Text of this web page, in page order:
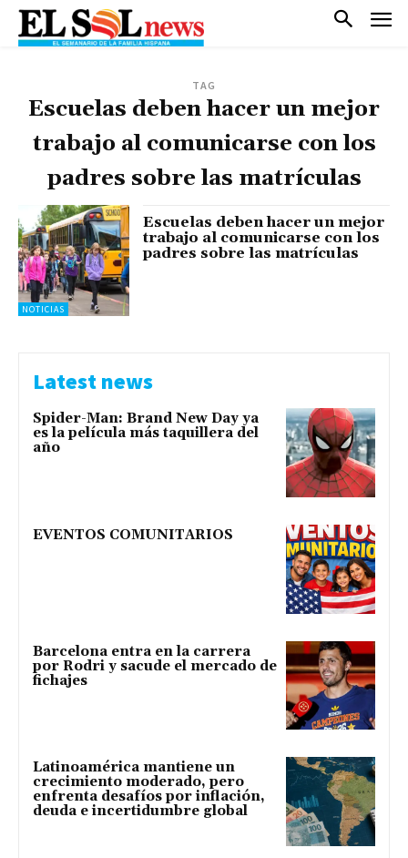
TAG
Escuelas deben hacer un mejor
trabajo al comunicarse con los
padres sobre las matrículas
NOTICIAS
Escuelas deben hacer un mejor
trabajo al comunicarse con los
padres sobre las matrículas
Latest news
Spider-Man: Brand New Day ya
es la película más taquillera del
año
EVENTOS COMUNITARIOS
Barcelona entra en la carrera
por Rodri y sacude el mercado de
fichajes
Latinoamérica mantiene un
crecimiento moderado, pero
enfrenta desafíos por inflación,
deuda e incertidumbre global